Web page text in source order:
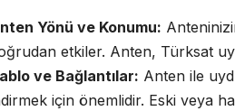
Yönü ve Konumu:
etkiler. Anten, Türksat
ve Bağlantılar: Anten ile
için önemlidir. Eski veya